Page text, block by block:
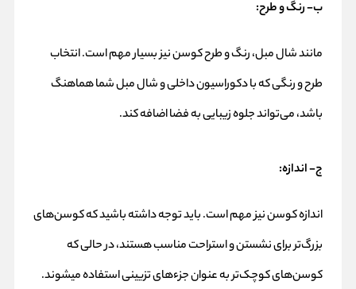
ب- رنگ و طرح:
مانند شال مبل، رنگ و طرح کوسن نیز بسیار مهم است. انتخاب
طرح و رنگی که با دکوراسیون داخلی و شال مبل شما هماهنگ
باشد، می‌تواند جلوه زیبایی به فضا اضافه کند.
ج- اندازه:
اندازه کوسن نیز مهم است. باید توجه داشته باشید که کوسن‌های
بزرگ‌تر برای نشستن و استراحت مناسب هستند، در حالی که
کوسن‌های کوچک‌تر به عنوان جزء‌های تزیینی استفاده میشوند.